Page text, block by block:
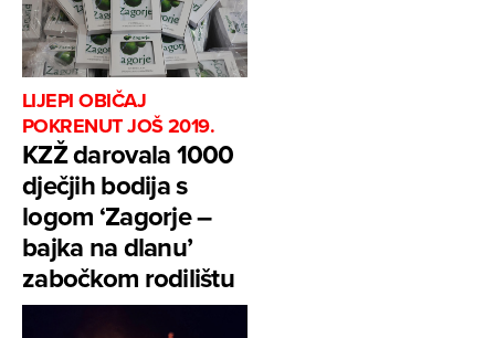
LIJEPI OBIČAJ
POKRENUT JOŠ 2019.
KZŽ darovala 1000
dječjih bodija s
logom ‘Zagorje –
bajka na dlanu’
zabočkom rodilištu